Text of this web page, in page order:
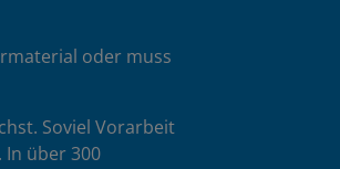
oder muss
Soviel Vorarbeit
über 300